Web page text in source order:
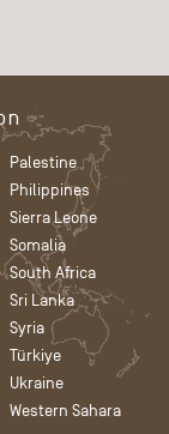
Palestine
Philippines
Sierra Leone
Somalia
South Africa
Sri Lanka
Syria
Türkiye
Ukraine
Western Sahara